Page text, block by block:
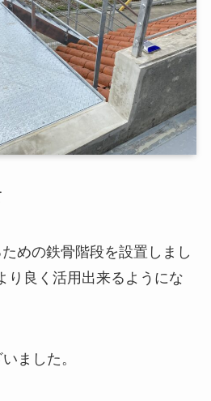
めの鉄骨階段を設置しまし
り良く活用出来るようにな
ました。